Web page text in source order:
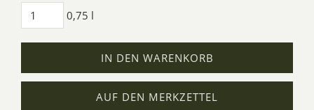
0,75 l
IN DEN WARENKORB
AUF DEN MERKZETTEL